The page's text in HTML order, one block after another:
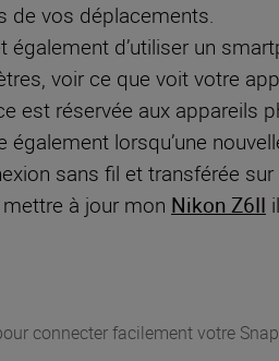
de vos déplacements.
également d’utiliser un
voir ce que voit votre
est réservée aux appareils
également lorsqu’une
sans fil et transférée
à jour mon Nikon Z6II
connecter facilement votre